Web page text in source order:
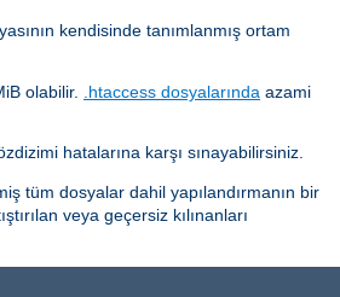
kendisinde tanımlanmış ortam
olabilir. .htaccess dosyalarında azami
hatalarına karşı sınayabilirsiniz.
tüm dosyalar dahil yapılandırmanın bir
veya geçersiz kılınanları